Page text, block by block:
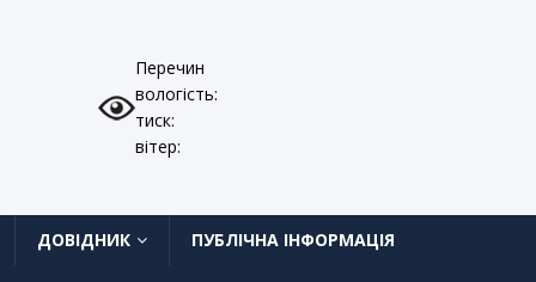
Перечин
вологість:
тиск:
вітер:
ДОВІДНИК ПУБЛІЧНА ІНФОРМАЦІЯ